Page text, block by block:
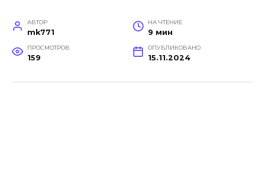
АВТОР
mk771
НА ЧТЕНИЕ
9 мин
ПРОСМОТРОВ
159
ОПУБЛИКОВАНО
15.11.2024